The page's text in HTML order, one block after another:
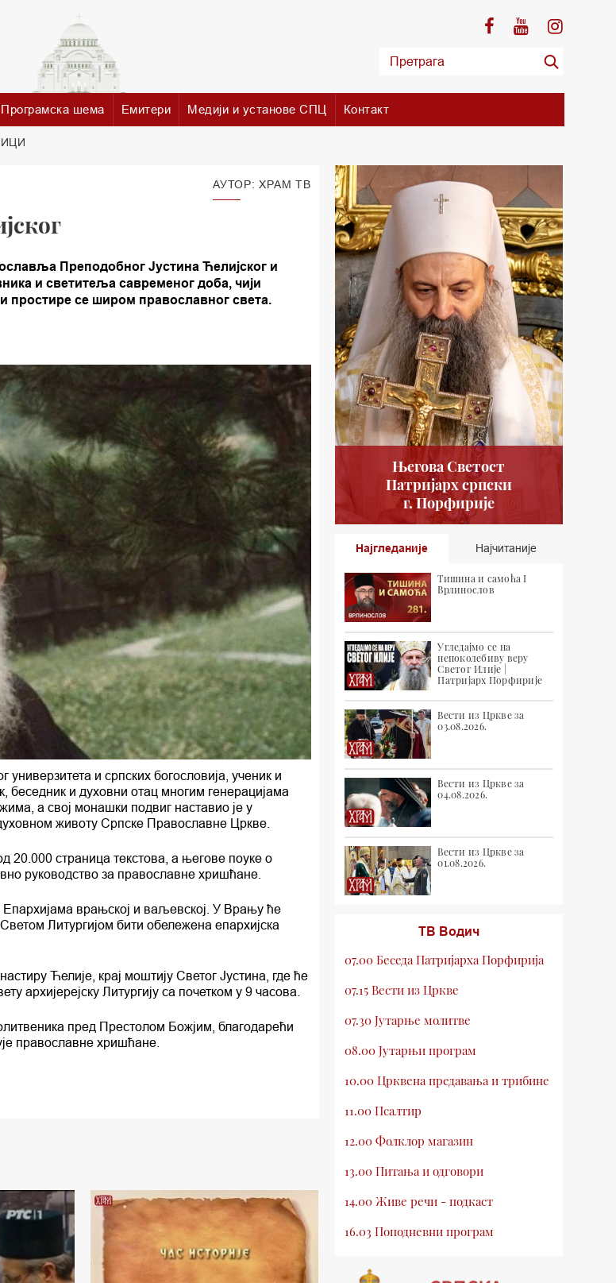
Програмска шема Емитери Медији и установе СПЦ Контакт
АУТОР: ХРАМ ТВ
Преподобног Јустина Ћелијског и
и светитеља савременог доба, чији
простире се широм православног света.
и српских богословија, ученик и
беседник и духовни отац многим генерацијама
а свој монашки подвиг наставио је у
животу Српске Православне Цркве.
20.000 страница текстова, а његове поуке о
руководство за православне хришћане.
врањској и ваљевској. У Врању ће
Литургијом бити обележена епархијска
Ћелије, крај моштију Светог Јустина, где ће
Литургију са почетком у 9 часова.
пред Престолом Божјим, благодарећи
православне хришћане.
Његова Светост
Патријарх српски
г. Порфирије
Најгледаније Најчитаније
Тишина и самоћа I
Врлинослов
Угледајмо се на
непоколебиву веру
Светог Илије |
Патријарх Порфирије
Вести из Цркве за
03.08.2026.
Вести из Цркве за
04.08.2026.
Вести из Цркве за
01.08.2026.
ТВ Водич
07.00 Беседа Патријарха Порфирија
07.15 Вести из Цркве
07.30 Јутарње молитве
08.00 Јутарњи програм
10.00 Црквена предавања и трибине
11.00 Псалтир
12.00 Фолклор магазин
13.00 Питања и одговори
14.00 Живе речи - подкаст
16.03 Поподневни програм